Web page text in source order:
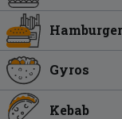
Gyros
Kebab